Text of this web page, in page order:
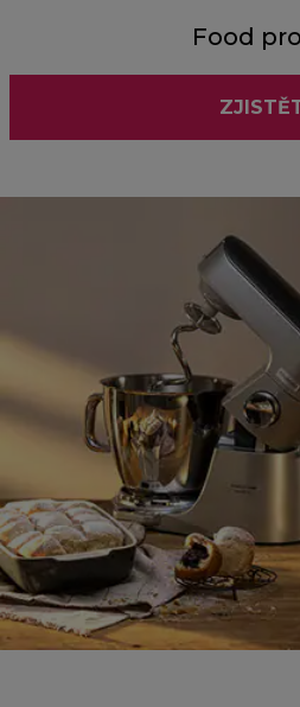
Food